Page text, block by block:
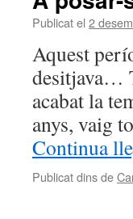
Publicat el 2
Aquest
desitjava…
acabat la
anys, vaig
Continua
Publicat dins de